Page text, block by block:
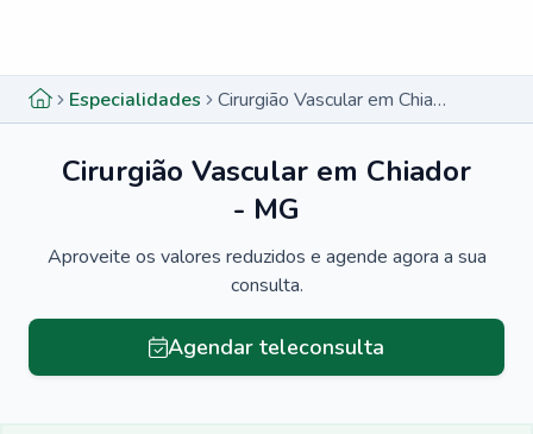
Especialidades Cirurgião Vascular em Chiador - MG
Cirurgião Vascular em Chiador
- MG
Aproveite os valores reduzidos e agende agora a sua
consulta.
Agendar teleconsulta